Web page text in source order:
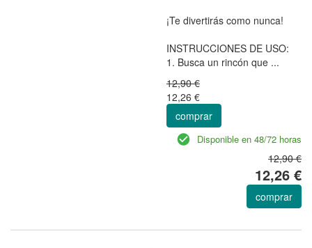
¡Te divertirás como nunca!
INSTRUCCIONES DE USO:
1. Busca un rincón que ...
12,90 €
12,26 €
comprar
Disponible en 48/72 horas
12,90 €
12,26 €
comprar